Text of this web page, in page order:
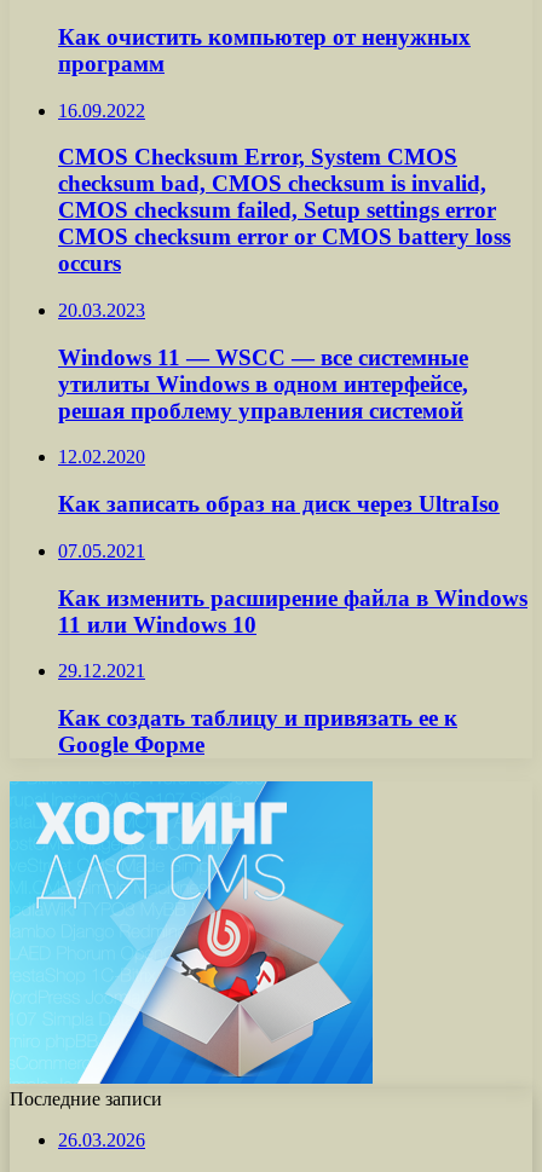
Как очистить компьютер от ненужных
программ
16.09.2022
CMOS Checksum Error, System CMOS
checksum bad, CMOS checksum is invalid,
CMOS checksum failed, Setup settings error
CMOS checksum error or CMOS battery loss
occurs
20.03.2023
Windows 11 — WSCC — все системные
утилиты Windows в одном интерфейсе,
решая проблему управления системой
12.02.2020
Как записать образ на диск через UltraIso
07.05.2021
Как изменить расширение файла в Windows
11 или Windows 10
29.12.2021
Как создать таблицу и привязать ее к
Google Форме
Последние записи
26.03.2026